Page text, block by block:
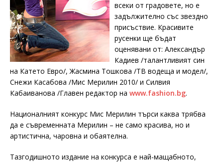
всеки от градовете, но е
задължително със звездно
присъствие. Красивите
русенки ще бъдат
оценявани от: Александър
Кадиев /талантливият син
на Катето Евро/, Жасмина Тошкова /ТВ водеща и модел/,
Снежи Касабова /Мис Мерилин 2010/ и Силвия
Кабаиванова /Главен редактор на www.fashion.bg.
Националният конкурс Мис Мерилин търси каква трябва
да е съвременната Мерилин – не само красива, но и
артистична, чаровна и обаятелна.
Тазгодишното издание на конкурса е най-мащабното,